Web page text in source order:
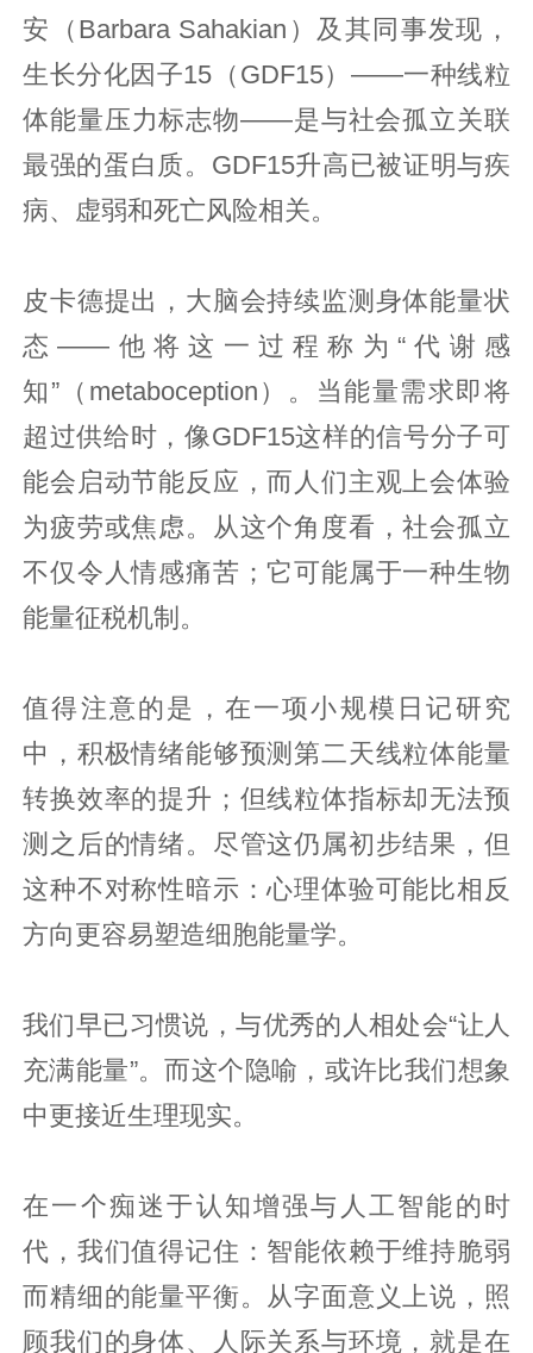
安（Barbara Sahakian）及其同事发现，
生长分化因子15（GDF15）——一种线粒
体能量压力标志物——是与社会孤立关联
最强的蛋白质。GDF15升高已被证明与疾
病、虚弱和死亡风险相关。
皮卡德提出，大脑会持续监测身体能量状
态——他将这一过程称为“代谢感
知”（metaboception）。当能量需求即将
超过供给时，像GDF15这样的信号分子可
能会启动节能反应，而人们主观上会体验
为疲劳或焦虑。从这个角度看，社会孤立
不仅令人情感痛苦；它可能属于一种生物
能量征税机制。
值得注意的是，在一项小规模日记研究
中，积极情绪能够预测第二天线粒体能量
转换效率的提升；但线粒体指标却无法预
测之后的情绪。尽管这仍属初步结果，但
这种不对称性暗示：心理体验可能比相反
方向更容易塑造细胞能量学。
我们早已习惯说，与优秀的人相处会“让人
充满能量”。而这个隐喻，或许比我们想象
中更接近生理现实。
在一个痴迷于认知增强与人工智能的时
代，我们值得记住：智能依赖于维持脆弱
而精细的能量平衡。从字面意义上说，照
顾我们的身体、人际关系与环境，就是在